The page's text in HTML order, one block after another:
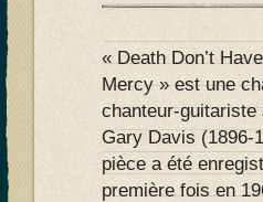
« Death Don’t
Mercy » est une
chanteur-guitariste
Gary Davis (1896-
pièce a été
première fois en